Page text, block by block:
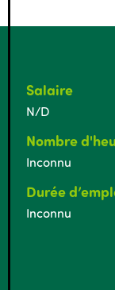
Salaire
N/D
Nombre
Inconnu
Durée
Inconnu